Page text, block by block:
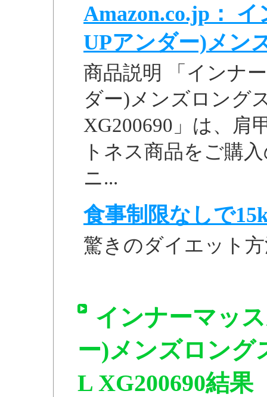
Amazon.co.jp：
UPアンダー)メン
商品説明 「インナ
ダー)メンズロング
XG200690」は、肩
トネス商品をご購
ニ...
食事制限なしで
驚きのダイエット
インナーマッ
ー)メンズロング
L XG200690結果